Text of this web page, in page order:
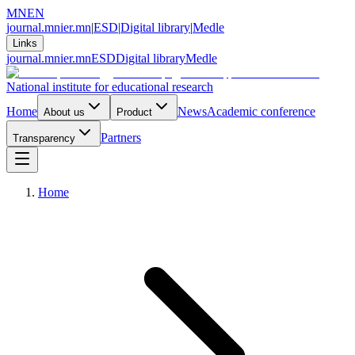
MNEN
journal.mnier.mn|ESD|Digital library|Medle
Links
journal.mnier.mnESDDigital libraryMedle
National institute for educational research
Home About us Product NewsAcademic conference
Transparency Partners
Home